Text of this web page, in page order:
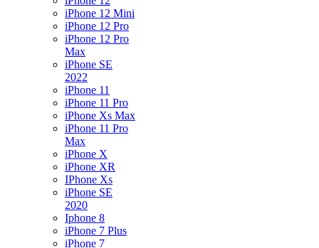
iPhone 12 Mini
iPhone 12 Pro
iPhone 12 Pro
Max
iPhone SE
2022
iPhone 11
iPhone 11 Pro
iPhone Xs Max
iPhone 11 Pro
Max
iPhone X
iPhone XR
IPhone Xs
iPhone SE
2020
Iphone 8
iPhone 7 Plus
iPhone 7